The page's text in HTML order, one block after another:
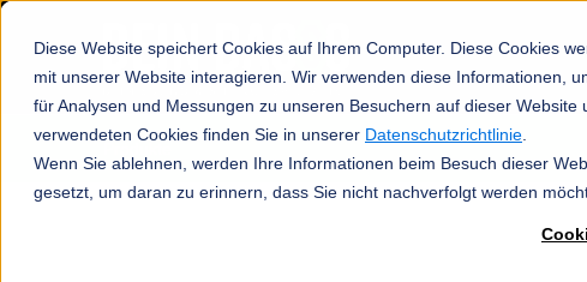
Diese Website speichert Cookies auf Ihrem Computer. Diese Cookies
mit unserer Website interagieren. Wir verwenden diese Informationen,
für Analysen und Messungen zu unseren Besuchern auf dieser
verwendeten Cookies finden Sie in unserer Datenschutzrichtlinie
Wenn Sie ablehnen, werden Ihre Informationen beim Besuch dieser
gesetzt, um daran zu erinnern, dass Sie nicht nachverfolgt werden